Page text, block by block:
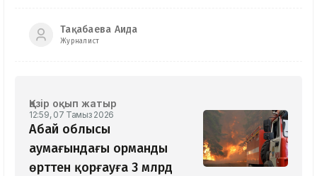
Тақабаева Аида
Журналист
Қазір оқып жатыр
12:59, 07 Тамыз 2026
Абай облысы
аумағындағы орманды
өрттен қорғауға 3 млрд